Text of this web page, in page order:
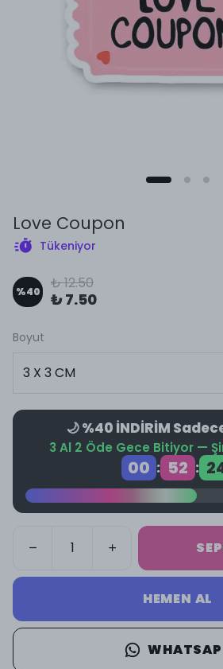
Love Coupon
Tükeniyor
%40 ₺ 12.50
₺ 7.50
Boyut
🌙 %40 İNDİRİM
3 Al 2 Öde Gece Bitiyor —
00 : 52 :
HEMEN AL